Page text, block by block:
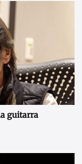
guitarra